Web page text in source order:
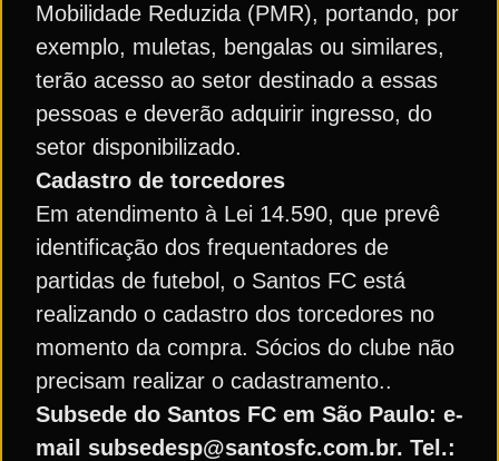
Mobilidade Reduzida (PMR), portando, por
exemplo, muletas, bengalas ou similares,
terão acesso ao setor destinado a essas
pessoas e deverão adquirir ingresso, do
setor disponibilizado.
Cadastro de torcedores
Em atendimento à Lei 14.590, que prevê
identificação dos frequentadores de
partidas de futebol, o Santos FC está
realizando o cadastro dos torcedores no
momento da compra. Sócios do clube não
precisam realizar o cadastramento..
Subsede do Santos FC em São Paulo: e-
mail subsedesp@santosfc.com.br. Tel.: